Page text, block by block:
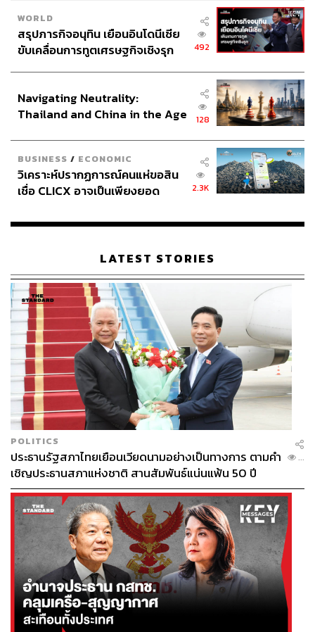
WORLD
สรุปภารกิจอนุทิน เยือนอินโดนีเซีย
ขับเคลื่อนการทูตเศรษฐกิจเชิงรุก
492
Navigating Neutrality:
Thailand and China in the Age
128
BUSINESS / ECONOMIC
วิเคราะห์ปรากฏการณ์คนแห่ขอสิน
เชื่อ CLICX อาจเป็นเพียงยอด
เรือนไทยที่ถูกซุกไว้
2.3K
LATEST STORIES
POLITICS
ประธานรัฐสภาไทยเยือนเวียดนามอย่างเป็นทางการ ตามคำ
เชิญประธานสภาแห่งชาติ สานสัมพันธ์แน่นแฟ้น 50 ปี
...